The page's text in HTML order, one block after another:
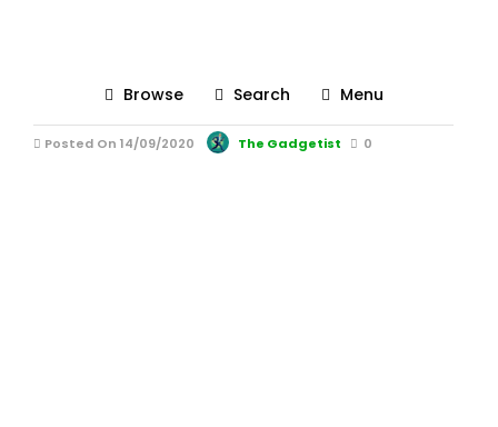
Browse Search Menu
samsung
Posted On 14/09/2020 The Gadgetist 0